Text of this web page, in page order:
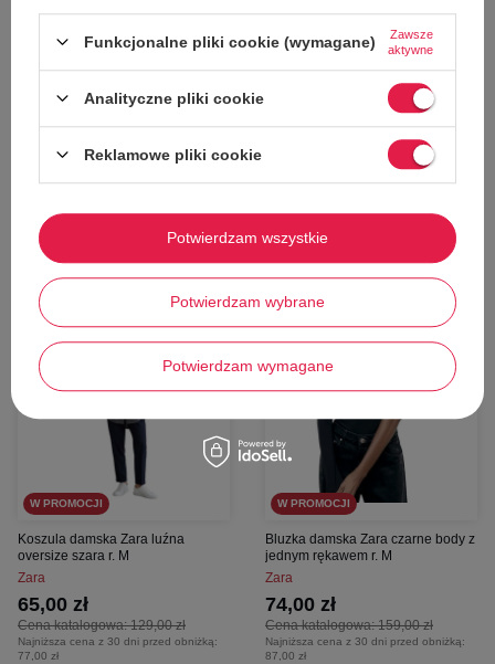
ramiączkach r. XS
Cena katalogowa:109,00 zł
57,00 zł
Najniższa cena z 30 dni przed obniżką:
Dodaj do koszyka
XS
wiązanym dekoltem r. S
129,00 zł
Najniższa cena z 30 dni przed obniżką:
Dodaj do koszyka
50%
W PROMOCJI
Koszula damska Zara luźna
oversize szara r. M
Zara
Cena katalogowa:129,00 zł
65,00 zł
Najniższa cena z 30 dni przed obniżką:
77,00 zł
53%
W PROMOCJI
Bluzka damska Zara czarne body z
jednym rękawem r. M
Zara
Cena katalogowa:159,00 zł
74,00 zł
Najniższa cena z 30 dni przed obniżką:
87,00 zł
Funkcjonalne pliki cookie (wymagane)
Zawsze
aktywne
Analityczne pliki cookie
Reklamowe pliki cookie
Potwierdzam wybrane
Potwierdzam wymagane
Potwierdzam wszystkie